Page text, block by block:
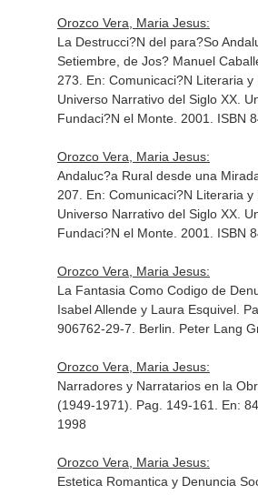
Orozco Vera, Maria Jesus:
La Destrucci?N del para?So
Setiembre, de Jos? Manuel
273. En: Comunicaci?N Literaria y
Universo Narrativo del Siglo XX.
Fundaci?N el Monte. 2001. ISBN
Orozco Vera, Maria Jesus:
Andaluc?a Rural desde una
207. En: Comunicaci?N Literaria y
Universo Narrativo del Siglo XX.
Fundaci?N el Monte. 2001. ISBN
Orozco Vera, Maria Jesus:
La Fantasia Como Codigo de
Isabel Allende y Laura Esquivel.
906762-29-7 . Berlin. Peter Lang
Orozco Vera, Maria Jesus:
Narradores y Narratarios en la
(1949-1971). Pag. 149-161. En:
1998
Orozco Vera, Maria Jesus:
Estetica Romantica y Denuncia